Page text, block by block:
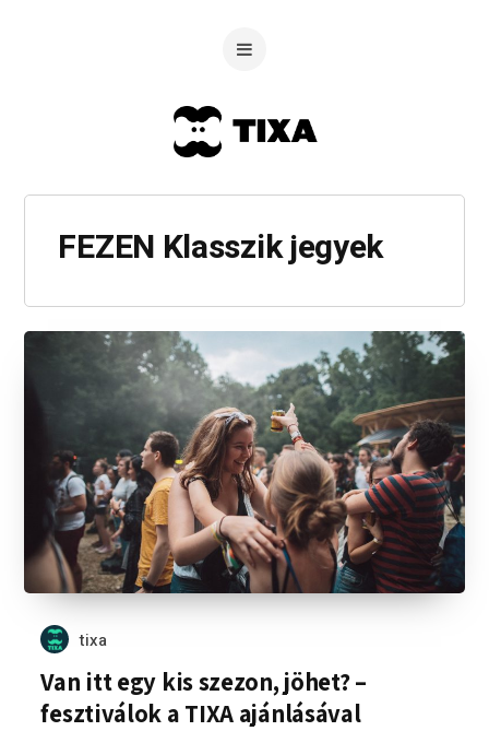
FEZEN Klasszik jegyek
tixa
Van itt egy kis szezon, jöhet? –
fesztiválok a TIXA ajánlásával